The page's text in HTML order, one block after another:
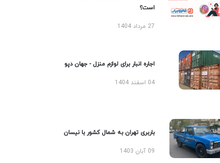
است؟
27 مرداد 1404
اجاره انبار برای لوازم منزل - جهان دپو
04 اسفند 1404
باربری تهران به شمال کشور با نیسان
09 آبان 1403